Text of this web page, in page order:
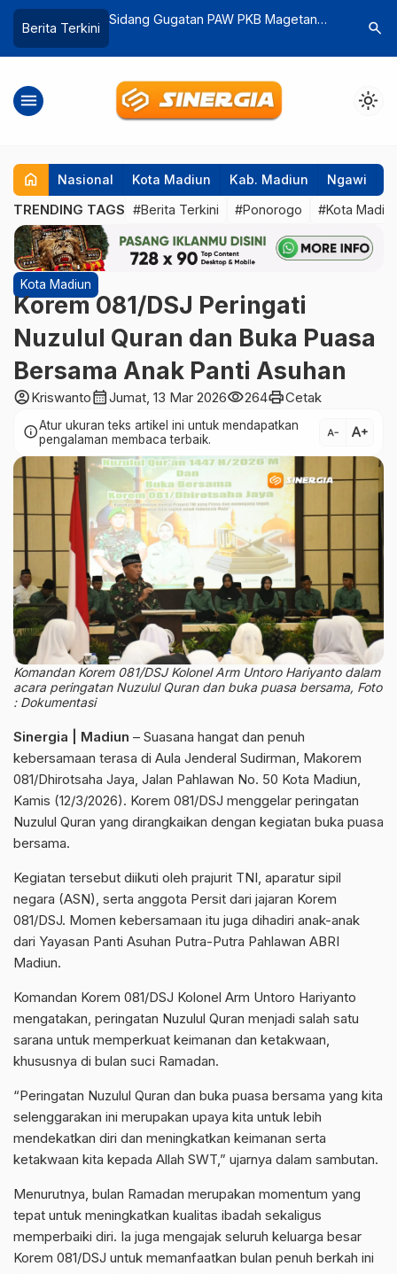
Berita Terkini
Sidang Gugatan PAW PKB Magetan
Ini Skema Gaji dan
search
menu light_mode
home Nasional Kota Madiun Kab. Madiun Ngawi
TRENDING TAGS #Berita Terkini #Ponorogo #Kota
Kota Madiun
Korem 081/DSJ Peringati
Nuzulul Quran dan Buka Puasa
Bersama Anak Panti Asuhan
account_circleKriswantocalendar_monthJumat, 13 Mar 2026visibility264printCetak
infoAtur ukuran teks artikel ini untuk mendapatkan
pengalaman membaca terbaik.
text_decrease text_increase
Komandan Korem 081/DSJ Kolonel Arm Untoro Hariyanto dalam
acara peringatan Nuzulul Quran dan buka puasa bersama, Foto
: Dokumentasi
Sinergia | Madiun – Suasana hangat dan penuh
kebersamaan terasa di Aula Jenderal Sudirman, Makorem
081/Dhirotsaha Jaya, Jalan Pahlawan No. 50 Kota Madiun
Kamis (12/3/2026). Korem 081/DSJ menggelar peringatan
Nuzulul Quran yang dirangkaikan dengan kegiatan buka puasa
bersama.
Kegiatan tersebut diikuti oleh prajurit TNI, aparatur sipil
negara (ASN), serta anggota Persit dari jajaran Korem
081/DSJ. Momen kebersamaan itu juga dihadiri anak-anak
dari Yayasan Panti Asuhan Putra-Putra Pahlawan ABRI
Madiun.
Komandan Korem 081/DSJ Kolonel Arm Untoro Hariyanto
mengatakan, peringatan Nuzulul Quran menjadi salah satu
sarana untuk memperkuat keimanan dan ketakwaan,
khususnya di bulan suci Ramadan.
“Peringatan Nuzulul Quran dan buka puasa bersama yang kita
selenggarakan ini merupakan upaya kita untuk lebih
mendekatkan diri dan meningkatkan keimanan serta
ketakwaan kita kepada Allah SWT,” ujarnya dalam sambutan.
Menurutnya, bulan Ramadan merupakan momentum yang
tepat untuk meningkatkan kualitas ibadah sekaligus
memperbaiki diri. Ia juga mengajak seluruh keluarga besar
Korem 081/DSJ untuk memanfaatkan bulan penuh berkah ini